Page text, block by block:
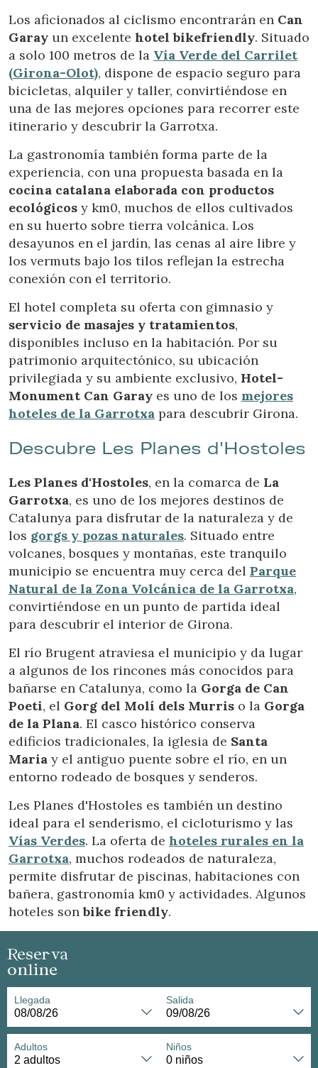
Los aficionados al ciclismo encontrarán en Can
Garay un excelente hotel bikefriendly. Situado
a solo 100 metros de la Vía Verde del Carrilet
(Girona-Olot), dispone de espacio seguro para
bicicletas, alquiler y taller, convirtiéndose en
una de las mejores opciones para recorrer este
itinerario y descubrir la Garrotxa.
La gastronomía también forma parte de la
experiencia, con una propuesta basada en la
cocina catalana elaborada con productos
ecológicos y km0, muchos de ellos cultivados
en su huerto sobre tierra volcánica. Los
desayunos en el jardín, las cenas al aire libre y
los vermuts bajo los tilos reflejan la estrecha
conexión con el territorio.
El hotel completa su oferta con gimnasio y
servicio de masajes y tratamientos,
disponibles incluso en la habitación. Por su
patrimonio arquitectónico, su ubicación
privilegiada y su ambiente exclusivo, Hotel-
Monument Can Garay es uno de los mejores
hoteles de la Garrotxa para descubrir Girona.
Descubre Les Planes d'Hostoles
Les Planes d'Hostoles, en la comarca de La
Garrotxa, es uno de los mejores destinos de
Catalunya para disfrutar de la naturaleza y de
los gorgs y pozas naturales. Situado entre
volcanes, bosques y montañas, este tranquilo
municipio se encuentra muy cerca del Parque
Natural de la Zona Volcánica de la Garrotxa,
convirtiéndose en un punto de partida ideal
para descubrir el interior de Girona.
El río Brugent atraviesa el municipio y da lugar
a algunos de los rincones más conocidos para
bañarse en Catalunya, como la Gorga de Can
Poeti, el Gorg del Molí dels Murris o la Gorga
de la Plana. El casco histórico conserva
edificios tradicionales, la iglesia de Santa
Maria y el antiguo puente sobre el río, en un
entorno rodeado de bosques y senderos.
Les Planes d'Hostoles es también un destino
ideal para el senderismo, el cicloturismo y las
Vías Verdes. La oferta de hoteles rurales en la
Garrotxa, muchos rodeados de naturaleza,
permite disfrutar de piscinas, habitaciones con
bañera, gastronomía km0 y actividades. Algunos
hoteles sonbike friendly.
Reserva
online
Llegada Salida
Adultos Niños
Modificar cookies
Técnicas y funcionales
Siempre activas
Este sitio web utiliza Cookies propias para recopilar
información con la finalidad de mejorar nuestros servicios.
Si continua navegando, supone la aceptación de la
instalación de las mismas. El usuario tiene la posibilidad
de configurar su navegador pudiendo, si así lo desea,
impedir que sean instaladas en su disco duro, aunque
deberá tener en cuenta que dicha acción podrá ocasionar
dificultades de navegación de la página web.
Analíticas y personalización
Permiten realizar el seguimiento y análisis del
comportamiento de los usuarios de este sitio web. La
elaboración de perfiles de navegación de los usuarios con
el fin de introducir mejoras en función del análisis de los
datos de uso que hacen los usuarios del servicio. Permiten
guardar la información de preferencia del usuario para
mejorar la calidad de nuestros servicios y para ofrecer una
mejor experiencia a través de productos recomendados.
Marketing y publicidad
sobre las preferencias y elecciones personales del usuario
a través de la observación continuada de sus hábitos de
relacionada con el perfil de navegación del usuario.